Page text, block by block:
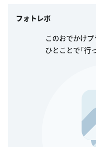
フォトレポ
このおでかけ
ひとことで「行